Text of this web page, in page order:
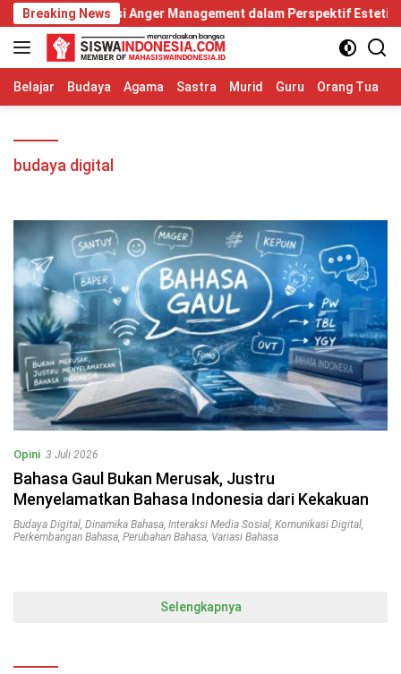
Langsung
ke
konten
Breaking News
Relevansi Anger Management dalam Perspektif Estetika
Belajar Budaya Agama Sastra Murid Guru Orang Tua
budaya digital
Opini 3 Juli 2026
Bahasa Gaul Bukan Merusak, Justru
Menyelamatkan Bahasa Indonesia dari Kekakuan
Budaya Digital, Dinamika Bahasa, Interaksi Media Sosial, Komunikasi Digital,
Perkembangan Bahasa, Perubahan Bahasa, Variasi Bahasa
Selengkapnya